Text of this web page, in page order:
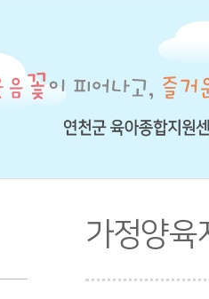
가정양육